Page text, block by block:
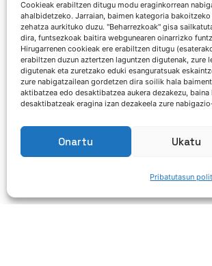
Cookieak erabiltzen ditugu modu eraginkorrean
ahalbidetzeko. Jarraian, baimen kategoria
zehatza aurkituko duzu. "Beharrezkoak" gisa
dira, funtsezkoak baitira webgunearen oinarrizko
Hirugarrenen cookieak ere erabiltzen ditugu
erabiltzen duzun aztertzen laguntzen digutenak, zure
digutenak eta zuretzako eduki esanguratsuak
zure nabigatzailean gordetzen dira soilik hala
aktibatzea edo desaktibatzea aukera dezakezu,
desaktibatzeak eragina izan dezakeela zure
Onartu Ukatu
Pribatutasun